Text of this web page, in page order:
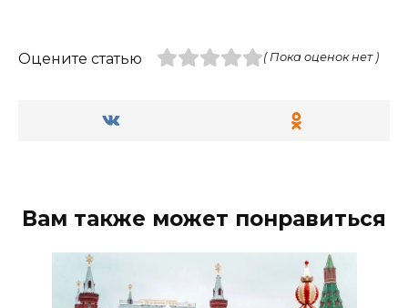
Оцените статью ( Пока оценок нет )
Вам также может понравиться